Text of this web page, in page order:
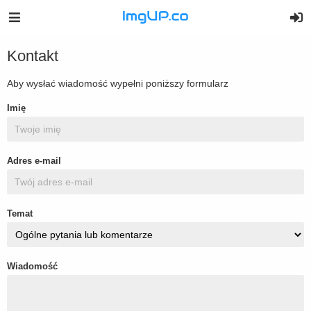
Kontakt
Aby wysłać wiadomość wypełni poniższy formularz
Imię
Adres e-mail
Temat
Wiadomość